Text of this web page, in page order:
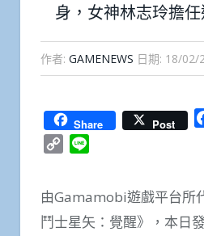
身，女神林志玲擔
作者: GAMENEWS 日期: 18/02/
Share Post
Copy
由Gamamobi遊戲平台所
鬥士星矢：覺醒》，本日